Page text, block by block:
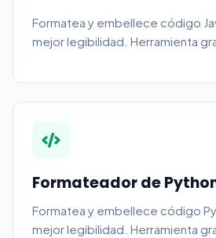
Formatea y embellece código
mejor legibilidad. Herramienta
Formateador de
Formatea y embellece código
mejor legibilidad. Herramienta